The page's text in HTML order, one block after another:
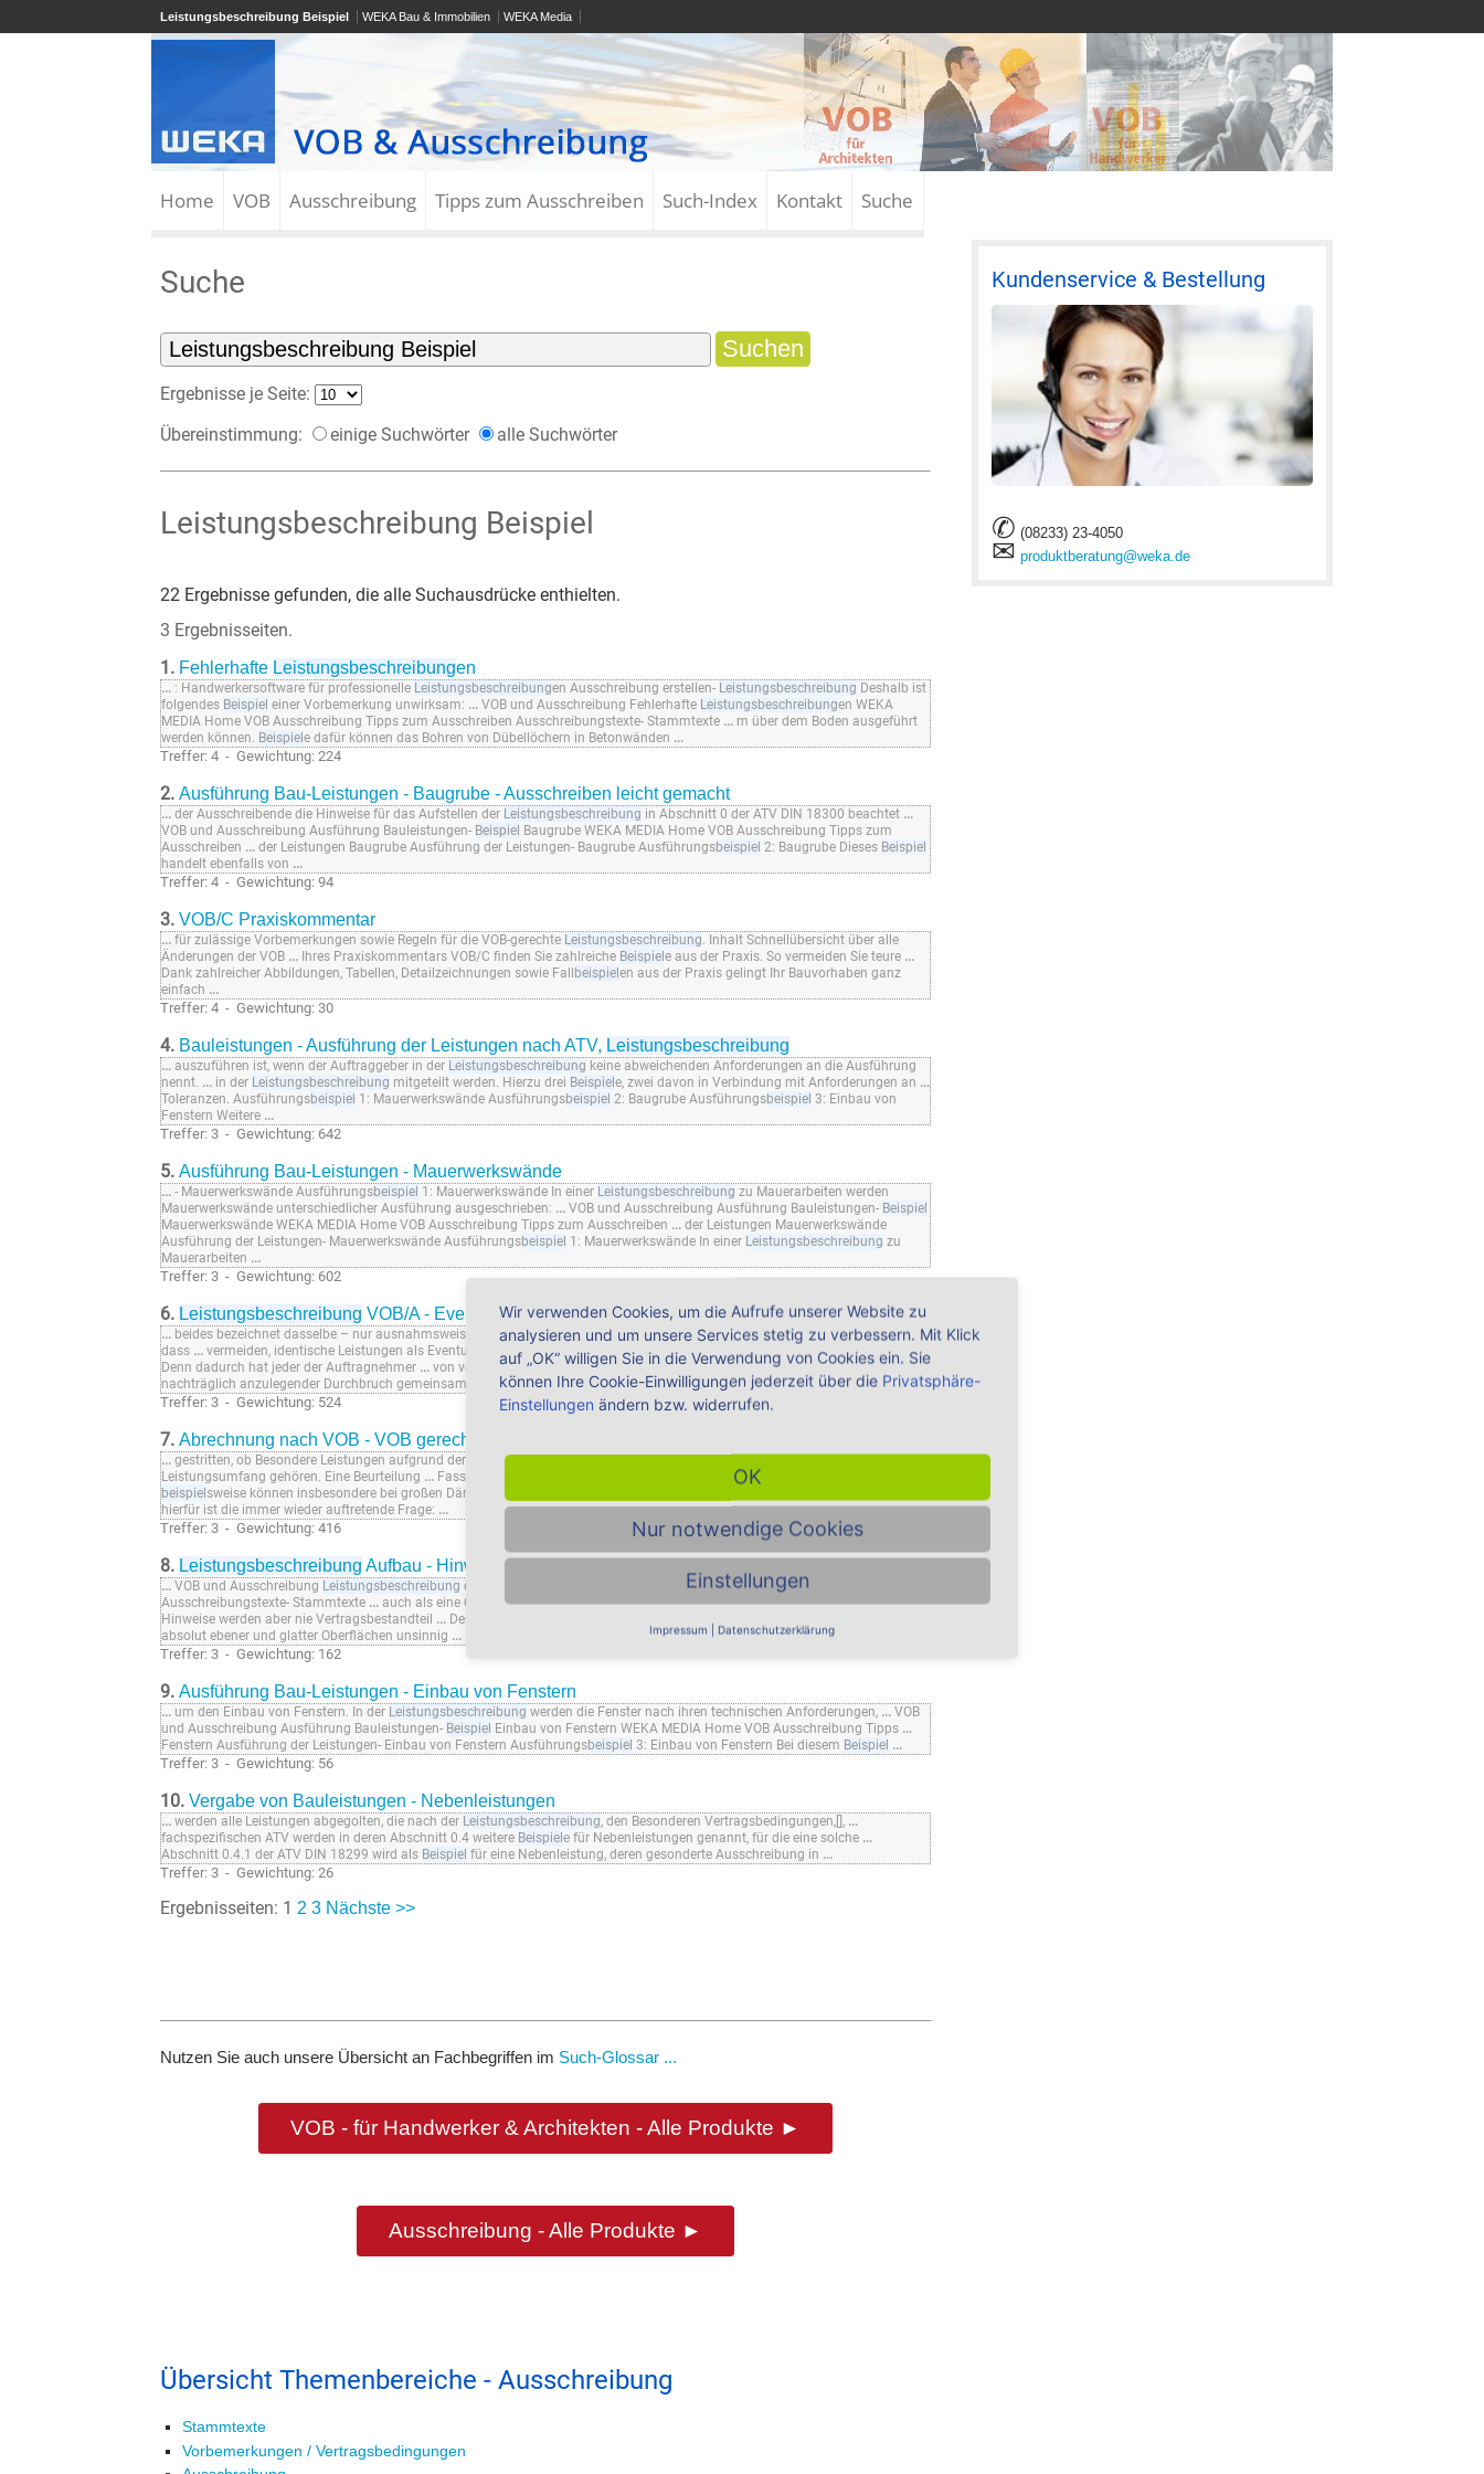
Leistungsbeschreibung Beispiel WEKA Bau & Immobilien WEKA Media
Home VOB Ausschreibung Tipps zum Ausschreiben Such-Index Kontakt Suche
Suche
Ergebnisse je Seite:
Übereinstimmung:
einige Suchwörter alle Suchwörter
Leistungsbeschreibung Beispiel
22 Ergebnisse gefunden, die alle Suchausdrücke enthielten.
3 Ergebnisseiten.
1. Fehlerhafte Leistungsbeschreibungen
... : Handwerkersoftware für professionelle Leistungsbeschreibungen Ausschreibung erstellen- Leistungsbeschreibung Deshalb ist
folgendes Beispiel einer Vorbemerkung unwirksam: ... VOB und Ausschreibung Fehlerhafte Leistungsbeschreibungen WEKA
MEDIA Home VOB Ausschreibung Tipps zum Ausschreiben Ausschreibungstexte- Stammtexte ... m über dem Boden ausgeführt
werden können. Beispiel e dafür können das Bohren von Dübellöchern in Betonwänden ...
Treffer: 4 - Gewichtung: 224
2. Ausführung Bau-Leistungen - Baugrube - Ausschreiben leicht gemacht
... der Ausschreibende die Hinweise für das Aufstellen der Leistungsbeschreibung in Abschnitt 0 der ATV DIN 18300 beachtet ...
VOB und Ausschreibung Ausführung Bauleistungen- Beispiel Baugrube WEKA MEDIA Home VOB Ausschreibung Tipps zum
Ausschreiben ... der Leistungen Baugrube Ausführung der Leistungen- Baugrube Ausführungsbeispiel 2: Baugrube Dieses Beispiel
handelt ebenfalls von ...
Treffer: 4 - Gewichtung: 94
3. VOB/C Praxiskommentar
... für zulässige Vorbemerkungen sowie Regeln für die VOB-gerechte Leistungsbeschreibung. Inhalt Schnellübersicht über alle
Änderungen der VOB ... Ihres Praxiskommentars VOB/C finden Sie zahlreiche Beispiel e aus der Praxis. So vermeiden Sie teure ...
Dank zahlreicher Abbildungen, Tabellen, Detailzeichnungen sowie Fall
beispiel en aus der Praxis gelingt Ihr Bauvorhaben ganz
einfach ...
Treffer: 4 - Gewichtung: 30
4. Bauleistungen - Ausführung der Leistungen nach ATV, Leistungsbeschreibung
... auszuführen ist, wenn der Auftraggeber in der Leistungsbeschreibung keine abweichenden Anforderungen an die Ausführung
nennt. ... in der Leistungsbeschreibung mitgeteilt werden. Hierzu drei Beispiel e, zwei davon in Verbindung mit Anforderungen an ...
Toleranzen. Ausführungsbeispiel 1: Mauerwerkswände Ausführungsbeispiel 2: Baugrube Ausführungsbeispiel 3: Einbau von
Fenstern Weitere ...
Treffer: 3 - Gewichtung: 642
5. Ausführung Bau-Leistungen - Mauerwerkswände
... - Mauerwerkswände Ausführungsbeispiel 1: Mauerwerkswände In einer Leistungsbeschreibung zu Mauerarbeiten werden
Mauerwerkswände unterschiedlicher Ausführung ausgeschrieben: ... VOB und Ausschreibung Ausführung Bauleistungen- Beispiel
Mauerwerkswände WEKA MEDIA Home VOB Ausschreibung Tipps zum Ausschreiben ... der Leistungen Mauerwerkswände
Ausführung der Leistungen- Mauerwerkswände Ausführungsbeispiel 1: Mauerwerkswände In einer Leistungsbeschreibung zu
Mauerarbeiten ...
Treffer: 3 - Gewichtung: 602
6. Leistungsbeschreibung VOB/A - Eventualpositionen, weitere Positionsarten
... beides bezeichnet dasselbe – nur ausnahmsweise in dieLeistungsbeschreibungaufgenommen werden dürfen. Das bedeutet,
dass ... vermeiden, identische Leistungen als Eventualpositionen in verschiedenen Leistungsbeschreibung en auszuschreiben.
Denn dadurch hat jeder der Auftragnehmer ... von verschiedenen Gewerken anbieten zu lassen. ZumBeispielkann ein
nachträglich anzulegender Durchbruch gemeinsam für Leitungen ...
Treffer: 3 - Gewichtung: 524
7. Abrechnung nach VOB - VOB gerecht abrechnen - WEKA
... gestritten, ob Besondere Leistungen aufgrund der vorliegenden
Leistungsumfang gehören. Eine Beurteilung ... Fassaden. Die Flächenmaße der Oberflächen von Wärmedämmverbundsystemen
beispiel sweise können insbesondere bei großen Dämmstärken erheblich von den
hierfür ist die immer wieder auftretende Frage: ...
Treffer: 3 - Gewichtung: 416
8. Leistungsbeschreibung Aufbau - Hinweise für das Erstellen der
... VOB und Ausschreibung Leistungsbeschreibung erstellen WEKA MEDIA Home VOB Ausschreibung Tipps zum Ausschreiben
Ausschreibungstexte- Stammtexte ... auch als eine Checkliste für das Aufstellen vonLeistungsbeschreibungen betrachten. Diese
Hinweise werden aber nie Vertragsbestandteil ... Deshalb ist auch die in dem oben genannten
absolut ebener und glatter Oberflächen unsinnig ...
Treffer: 3 - Gewichtung: 162
9. Ausführung Bau-Leistungen - Einbau von Fenstern
... um den Einbau von Fenstern. In der Leistungsbeschreibung werden die Fenster nach ihren technischen Anforderungen, ... VOB
und Ausschreibung Ausführung Bauleistungen- Beispiel Einbau von Fenstern WEKA MEDIA Home VOB Ausschreibung Tipps ...
Fenstern Ausführung der Leistungen- Einbau von Fenstern Ausführungsbeispiel 3: Einbau von Fenstern Bei diesem Beispiel ...
Treffer: 3 - Gewichtung: 56
10. Vergabe von Bauleistungen - Nebenleistungen
... werden alle Leistungen abgegolten, die nach der Leistungsbeschreibung, den Besonderen Vertragsbedingungen,[], ...
fachspezifischen ATV werden in deren Abschnitt 0.4 weitere Beispiel e für Nebenleistungen genannt, für die eine solche ...
Abschnitt 0.4.1 der ATV DIN 18299 wird als Beispiel für eine Nebenleistung, deren gesonderte Ausschreibung in ...
Treffer: 3 - Gewichtung: 26
Ergebnisseiten: 1 2 3 Nächste >>
Nutzen Sie auch unsere Übersicht an Fachbegriffen im Such-Glossar ...
VOB - für Handwerker & Architekten - Alle Produkte ►
Ausschreibung - Alle Produkte ►
Übersicht Themenbereiche - Ausschreibung
Stammtexte
Vorbemerkungen / Vertragsbedingungen
Kundenservice & Bestellung
✆ (08233) 23-4050
✉ produktberatung@weka.de
Wir verwenden Cookies, um die Aufrufe unserer Website zu
analysieren und um unsere Services stetig zu verbessern. Mit Klick
auf „OK“ willigen Sie in die Verwendung von Cookies ein. Sie
können Ihre Cookie-Einwilligungen jederzeit über die Privatsphäre-
Einstellungen ändern bzw. widerrufen.
OK
Nur notwendige Cookies
Einstellungen
Impressum | Datenschutzerklärung